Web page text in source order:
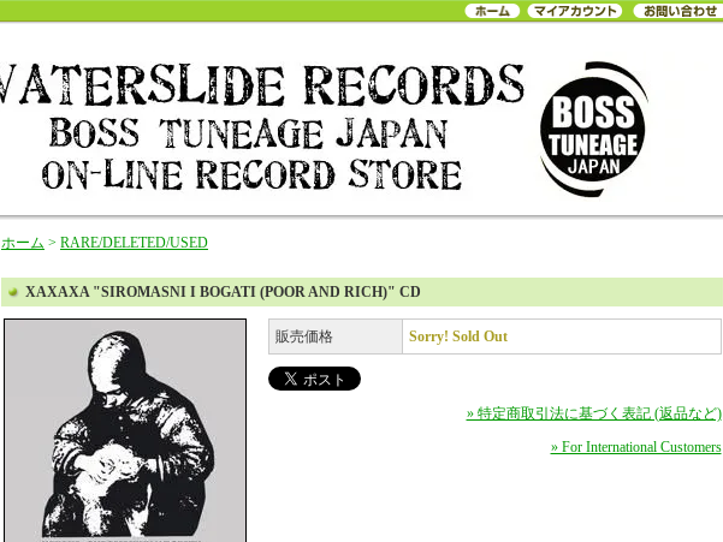
ホーム > RARE/DELETED/USED
XAXAXA "SIROMASNI I BOGATI (POOR AND RICH)" CD
販売価格 Sorry! Sold Out
» 特定商取引法に基づく表記 (返品など)
» For International Customers